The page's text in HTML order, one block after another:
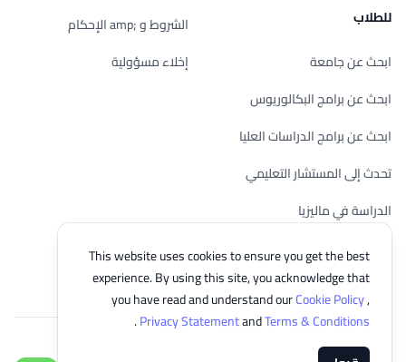
This website uses cookies to ensure you get the best
experience. By using this site, you acknowledge that
you have read and understand ourCookie Policy,
Privacy StatementandTerms & Conditions
.
للطلاب
ابحث عن جامعة
ابحث عن برامج البكالوريوس
ابحث عن برامج الدراسات العليا
تحدث إلى المستشار التعليمي
الدراسة في ماليزيا
تحقق من أهليتك
الشروط و ;amp الإحكام
إخلاء مسؤولية
© 2026 EasyUni Sdn Bhd, company registration number 200801016907